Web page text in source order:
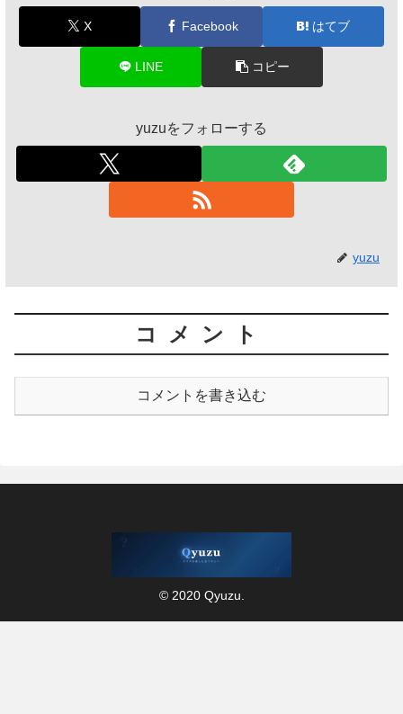
X Facebook はてブ
LINE コピー
yuzuをフォローする
yuzu
コメント
コメントを書き込む
© 2020 Qyuzu.